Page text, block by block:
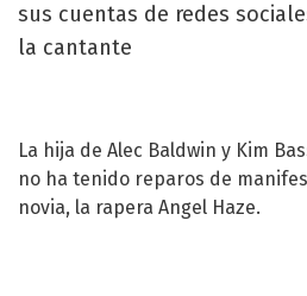
sus cuentas de redes
la cantante
La hija de Alec Baldwin y Kim
no ha tenido reparos de
novia, la rapera Angel Haze.